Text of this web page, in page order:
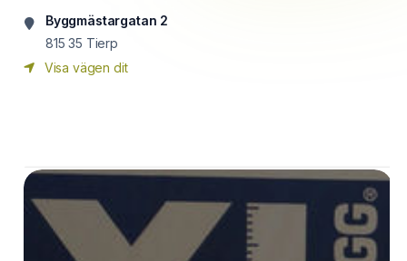
Byggmästargatan 2
815 35 Tierp
Visa vägen dit